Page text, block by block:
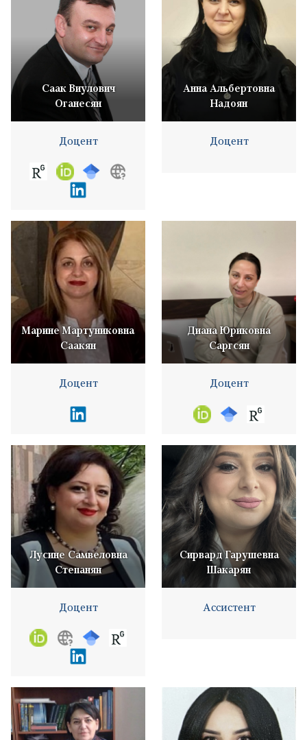
Саак Виулович
Оганесян
Доцент
Анна Альбертовна
Надоян
Доцент
Марине Мартуниковна
Саакян
Доцент
Диана Юриковна
Саргсян
Доцент
Лусине Самвеловна
Степанян
Доцент
Сирвард Гарушевна
Шакарян
Ассистент